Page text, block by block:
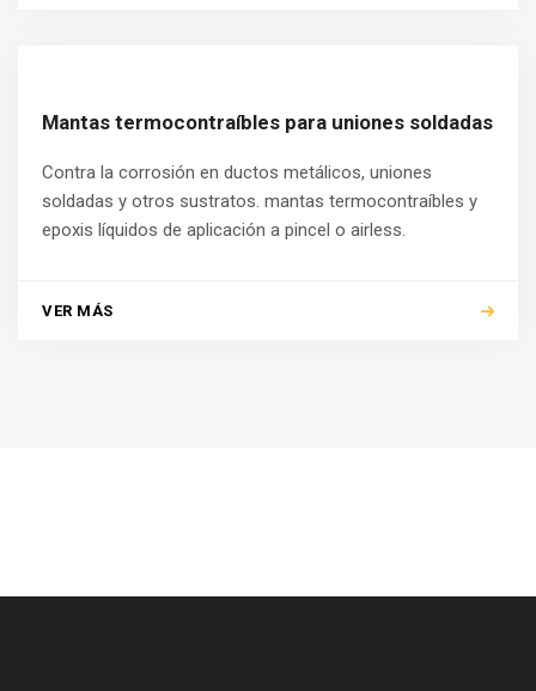
Mantas termocontraíbles para uniones soldadas
Contra la corrosión en ductos metálicos, uniones
soldadas y otros sustratos. mantas termocontraíbles y
epoxis líquidos de aplicación a pincel o airless.
VER MÁS